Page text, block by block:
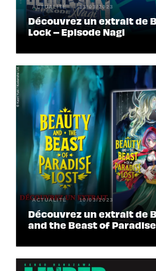
ACTUALITÉ 13/03/2023
Découvrez un extrait de
Lock – Episode Nagi
ACTUALITÉ 10/03/2023
Découvrez un extrait de
and the Beast of